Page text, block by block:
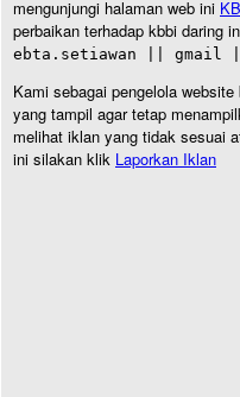
mengunjungi halaman web ini
perbaikan terhadap kbbi daring
ebta.setiawan || gmail
Kami sebagai pengelola
yang tampil agar tetap
melihat iklan yang tidak sesuai
ini silakan klik Laporkan Iklan